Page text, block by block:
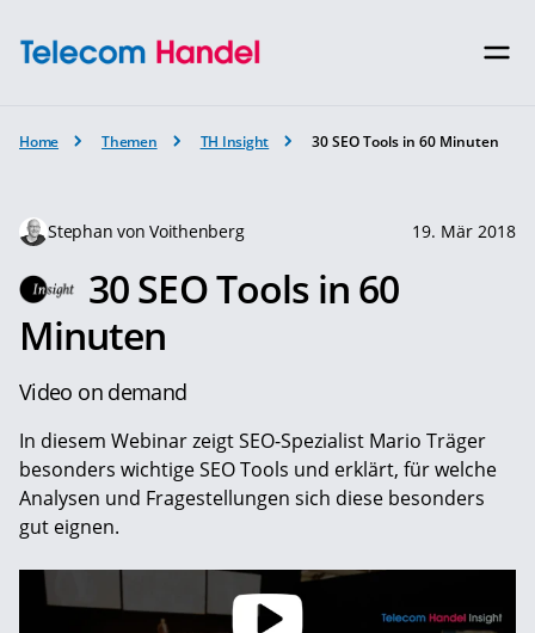
Home Themen TH Insight 30 SEO Tools in 60 Minuten
Stephan von Voithenberg 19. Mär 2018
30 SEO Tools in 60
Minuten
Video on demand
In diesem Webinar zeigt SEO-Spezialist Mario Träger
besonders wichtige SEO Tools und erklärt, für welche
Analysen und Fragestellungen sich diese besonders
gut eignen.